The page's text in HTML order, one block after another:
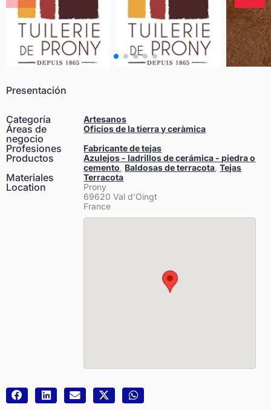
Presentación
Categoría Artesanos
Áreas de
negocio
Oficios de la tierra y ceràmica
Profesiones Fabricante de tejas
Productos
Azulejos - ladrillos de cerámica - piedra o
cemento Baldosas de terracota ,Tejas
Materiales Terracota
Location
Prony
69620 Val d'Oingt
France